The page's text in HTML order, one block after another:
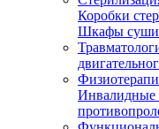
Зарегистрироваться
Коробки
Шкафы
Инвалидные